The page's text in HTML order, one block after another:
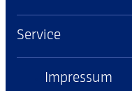
Service
Impressum